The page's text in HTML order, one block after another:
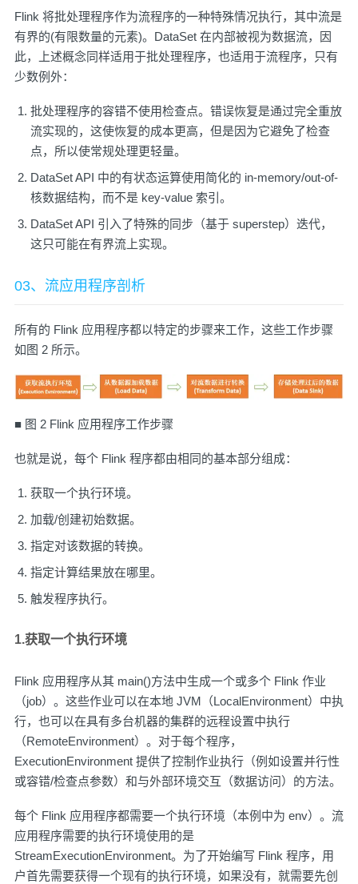
Flink 将批处理程序作为流程序的一种特殊情况执行，其中流是
有界的(有限数量的元素)。DataSet 在内部被视为数据流，因
此，上述概念同样适用于批处理程序，也适用于流程序，只有
少数例外：
批处理程序的容错不使用检查点。错误恢复是通过完全重放
流实现的，这使恢复的成本更高，但是因为它避免了检查
点，所以使常规处理更轻量。
DataSet API 中的有状态运算使用简化的 in-memory/out-of-
核数据结构，而不是 key-value 索引。
DataSet API 引入了特殊的同步（基于 superstep）迭代，
这只可能在有界流上实现。
03、流应用程序剖析
所有的 Flink 应用程序都以特定的步骤来工作，这些工作步骤
如图 2 所示。
■ 图 2 Flink 应用程序工作步骤
也就是说，每个 Flink 程序都由相同的基本部分组成：
获取一个执行环境。
加载/创建初始数据。
指定对该数据的转换。
指定计算结果放在哪里。
触发程序执行。
1.获取一个执行环境
Flink 应用程序从其 main()方法中生成一个或多个 Flink 作业
（job）。这些作业可以在本地 JVM（LocalEnvironment）中执
行，也可以在具有多台机器的集群的远程设置中执行
（RemoteEnvironment）。对于每个程序，
ExecutionEnvironment 提供了控制作业执行（例如设置并行性
或容错/检查点参数）和与外部环境交互（数据访问）的方法。
每个 Flink 应用程序都需要一个执行环境（本例中为 env）。流
应用程序需要的执行环境使用的是
StreamExecutionEnvironment。为了开始编写 Flink 程序，用
户首先需要获得一个现有的执行环境，如果没有，就需要先创